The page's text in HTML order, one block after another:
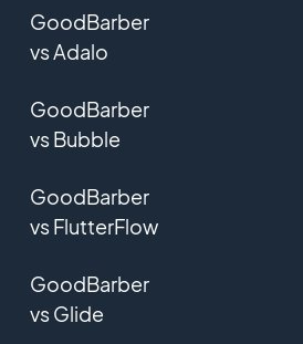
GoodBarber
vs Adalo
GoodBarber
vs Bubble
GoodBarber
vs FlutterFlow
GoodBarber
vs Glide